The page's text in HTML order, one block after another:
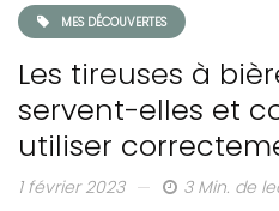
MES DÉCOUVERTES
Les tireuses à
servent-elles et
utiliser
1 février 2023 3 Min. de